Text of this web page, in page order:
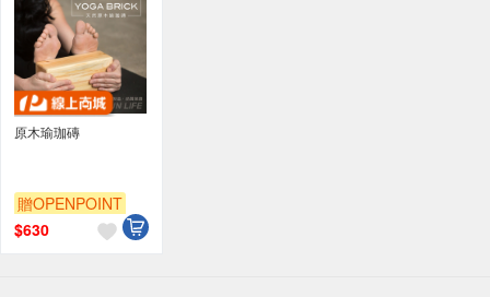
原木瑜珈磚
贈OPENPOINT
$630